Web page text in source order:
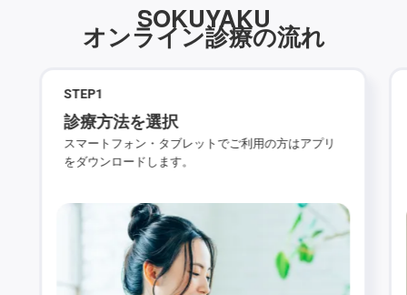
SOKUYAKU
オンライン診療の流れ
STEP1
診療方法を選択
スマートフォン・タブレットでご利用の方はアプリ
をダウンロードします。